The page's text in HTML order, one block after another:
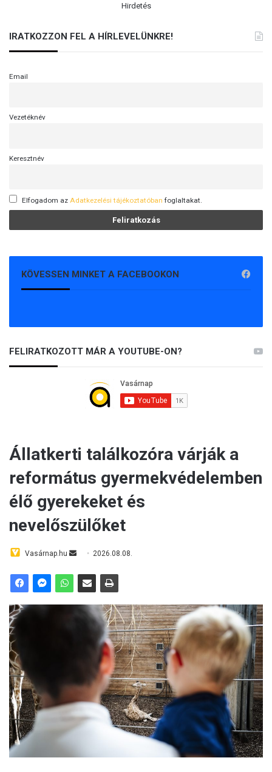
Hirdetés
IRATKOZZON FEL A HÍRLEVELÜNKRE!
Email
Vezetéknév
Keresztnév
Elfogadom az Adatkezelési tájékoztatóban foglaltakat.
KÖVESSEN MINKET A FACEBOOKON
FELIRATKOZOTT MÁR A YOUTUBE-ON?